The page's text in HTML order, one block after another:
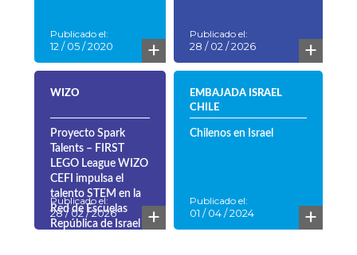
Publicado el:
12 / 05 / 2020 +
Publicado el:
28 / 02 / 2026 +
WIZO
Proyecto Spark
Talents – FIRST
LEGO League WIZO
CEFI impulsa el
talento STEM en la
Red de Escuelas
República de Israel
Publicado el:
28 / 02 / 2026 +
EMBAJADA ISRAEL
CHILE
Chilenos en Israel
Publicado el:
01 / 04 / 2024 +